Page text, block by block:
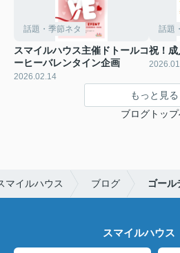
話題・季節ネタ
スマイルハウス主催ドトールコ
ーヒーバレンタイン企画
2026.02.14
話題
祝！
もっと見る
ブログトッ
マイルハウス ブログ ゴール
スマイルハウス